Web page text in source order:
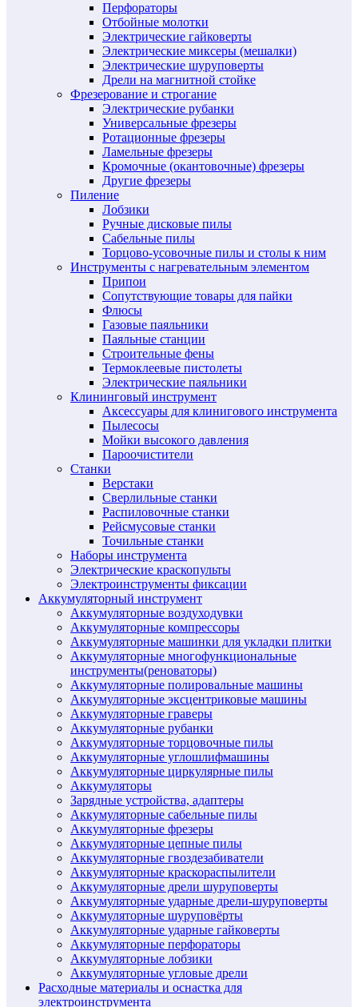
Перфораторы
Отбойные молотки
Электрические гайковерты
Электрические миксеры (мешалки)
Электрические шуруповерты
Дрели на магнитной стойке
Фрезерование и строгание
Электрические рубанки
Универсальные фрезеры
Ротационные фрезеры
Ламельные фрезеры
Кромочные (окантовочные) фрезеры
Другие фрезеры
Пиление
Лобзики
Ручные дисковые пилы
Сабельные пилы
Торцово-усовочные пилы и столы к ним
Инструменты с нагревательным элементом
Припои
Сопутствующие товары для пайки
Флюсы
Газовые паяльники
Паяльные станции
Строительные фены
Термоклеевые пистолеты
Электрические паяльники
Клининговый инструмент
Аксессуары для клинигового инструмента
Пылесосы
Мойки высокого давления
Пароочистители
Станки
Верстаки
Сверлильные станки
Распиловочные станки
Рейсмусовые станки
Точильные станки
Наборы инструмента
Электрические краскопульты
Электроинструменты фиксации
Аккумуляторный инструмент
Аккумуляторные воздуходувки
Аккумуляторные компрессоры
Аккумуляторные машинки для укладки плитки
Аккумуляторные многофункциональные
инструменты(реноваторы)
Аккумуляторные полировальные машины
Аккумуляторные эксцентриковые машины
Аккумуляторные граверы
Аккумуляторные рубанки
Аккумуляторные торцовочные пилы
Аккумуляторные углошлифмашины
Аккумуляторные циркулярные пилы
Аккумуляторы
Зарядные устройства, адаптеры
Аккумуляторные сабельные пилы
Аккумуляторные фрезеры
Аккумуляторные цепные пилы
Аккумуляторные гвоздезабиватели
Аккумуляторные краскораспылители
Аккумуляторные дрели шуруповерты
Аккумуляторные ударные дрели-шуруповерты
Аккумуляторные шуруповёрты
Аккумуляторные ударные гайковерты
Аккумуляторные перфораторы
Аккумуляторные лобзики
Аккумуляторные угловые дрели
Расходные материалы и оснастка для
электроинструмента